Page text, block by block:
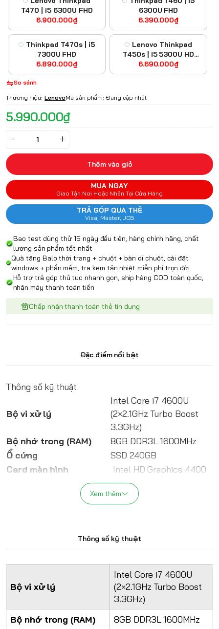
T470 | i5 6300U FHD
6.900.000₫
6300U FHD
6.390.000₫
Thinkpad T470s | i5
7300U FHD
6.890.000₫
Lenovo Thinkpad
T450s | i5 5300U HD
Graphics 5500 FHD
6.690.000₫
So sánh
Thương hiệu: LenovoMã sản phẩm: Đang cập nhật
5.990.000₫
Thêm vào giỏ
MUA NGAY
Giao Tận Nơi Hoặc Nhận Tại Cửa Hàng
TRẢ GÓP QUA THẺ
Visa, Master, JCB
Bao test dùng thử 15 ngày đầu tiên, hàng chính hãng, chất
lượng sản phẩm tốt nhất
Quà tặng Balo thời trang + chuột + bàn di chuột, cài đặt
windows + phần mềm, tra kem tản nhiệt miễn phí trọn đời
Hỗ trợ trả góp thủ tục nhanh gọn, ship hàng COD toàn quốc,
nhận máy thanh toán tiền
Chấp nhận thanh toán thẻ tín dụng
Đặc điểm nổi bật
Thông số kỹ thuật
Bộ vi xử lý
Intel Core i7 4600U
(2×2.1GHz Turbo Boost
3.3GHz)
Bộ nhớ trong (RAM)
8GB DDR3L 1600MHz
Ổ cứng
SSD 240GB
Card màn hình
Intel HD Graphics 4400
14 inch HD+ (1600×900) –
Option: FullHD IPS +
USB 2.0 và 3.0, VGA,
Pin
trên 2h
Power Adapter
Trọng lượng
1.56 kg
Vỏ
Xem thêm
Thông số kỹ thuật
Bộ vi xử lý
Intel Core i7 4600U
(2×2.1GHz Turbo Boost
3.3GHz)
Bộ nhớ trong (RAM)
8GB DDR3L 1600MHz